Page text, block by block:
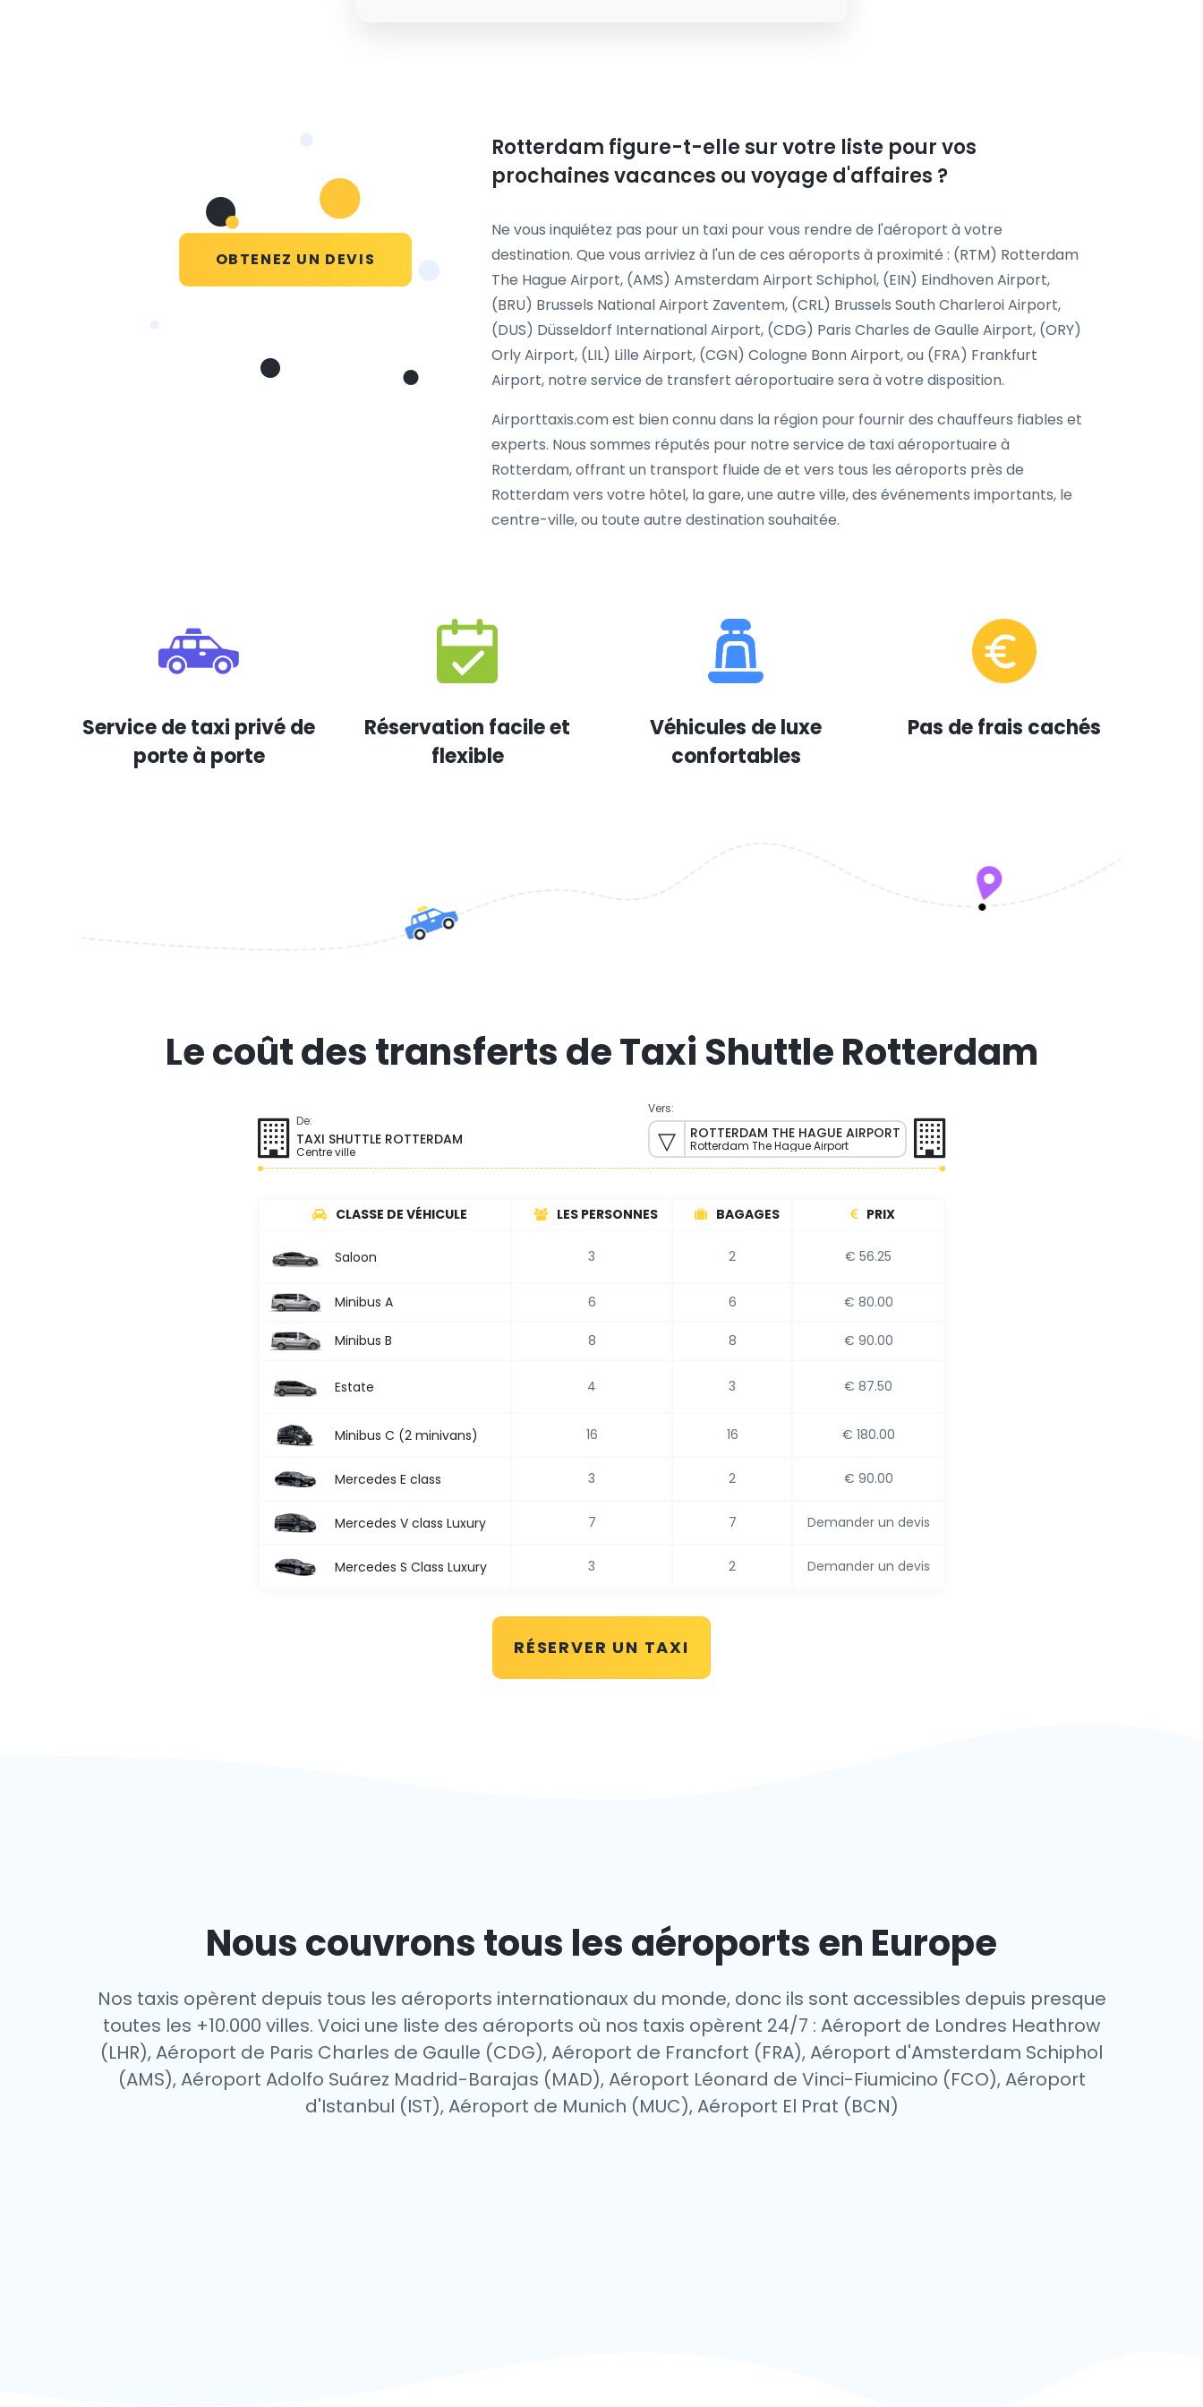
OBTENEZ UN DEVIS
Rotterdam figure-t-elle sur votre liste pour vos
prochaines vacances ou voyage d'affaires ?
Ne vous inquiétez pas pour un taxi pour vous rendre de l'aéroport à votre
destination. Que vous arriviez à l'un de ces aéroports à proximité : (RTM) Rotterdam
The Hague Airport, (AMS) Amsterdam Airport Schiphol, (EIN) Eindhoven Airport,
(BRU) Brussels National Airport Zaventem, (CRL) Brussels South Charleroi Airport,
(DUS) Düsseldorf International Airport, (CDG) Paris Charles de Gaulle Airport, (ORY)
Orly Airport, (LIL) Lille Airport, (CGN) Cologne Bonn Airport, ou (FRA) Frankfurt
Airport, notre service de transfert aéroportuaire sera à votre disposition.
Airporttaxis.com est bien connu dans la région pour fournir des chauffeurs fiables et
experts. Nous sommes réputés pour notre service de taxi aéroportuaire à
Rotterdam, offrant un transport fluide de et vers tous les aéroports près de
Rotterdam vers votre hôtel, la gare, une autre ville, des événements importants, le
centre-ville, ou toute autre destination souhaitée.
Service de taxi privé de
porte à porte
Réservation facile et
flexible
Véhicules de luxe
confortables
Pas de frais cachés
Le coût des transferts de Taxi Shuttle Rotterdam
De:
TAXI SHUTTLE ROTTERDAM
Centre ville
Vers:
ROTTERDAM THE HAGUE AIRPORT
Rotterdam The Hague Airport
CLASSE DE VÉHICULE LES PERSONNES BAGAGES PRIX
Saloon 3 2 € 56.25
Minibus A 6 6 € 80.00
Minibus B 8 8 € 90.00
Estate 4 3 € 87.50
Minibus C (2 minivans) 16 16 € 180.00
Mercedes E class 3 2 € 90.00
Mercedes V class Luxury 7 7 Demander un devis
Mercedes S Class Luxury 3 2 Demander un devis
RÉSERVER UN TAXI
Nous couvrons tous les aéroports en Europe
Nos taxis opèrent depuis tous les aéroports internationaux du monde, donc ils sont accessibles depuis presque
toutes les +10.000 villes. Voici une liste des aéroports où nos taxis opèrent 24/7 : Aéroport de Londres Heathrow
(LHR), Aéroport de Paris Charles de Gaulle (CDG), Aéroport de Francfort (FRA), Aéroport d'Amsterdam Schiphol
(AMS), Aéroport Adolfo Suárez Madrid-Barajas (MAD), Aéroport Léonard de Vinci-Fiumicino (FCO), Aéroport
d'Istanbul (IST), Aéroport de Munich (MUC), Aéroport El Prat (BCN)